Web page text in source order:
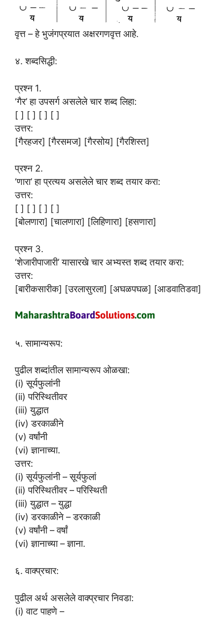
वृत्त – हे भुजंगप्रयात अक्षरगणवृत्त आहे.
४. शब्दसिद्धी:
प्रश्न 1.
‘गैर’ हा उपसर्ग असलेले चार शब्द लिहा:
[ ] [ ] [ ] [ ]
उत्तर:
[गैरहजर] [गैरसमज] [गैरसोय] [गैरशिस्त]
प्रश्न 2.
‘णारा’ हा प्रत्यय असलेले चार शब्द तयार करा:
उत्तर:
[ ] [ ] [ ] [ ]
[बोलणारा] [चालणारा] [लिहिणारा] [हसणारा]
प्रश्न 3.
‘शेजारीपाजारी’ यासारखे चार अभ्यस्त शब्द तयार करा:
उत्तर:
[बारीकसारीक] [उरलासुरला] [अघळपघळ] [आडवातिडवा]
५. सामान्यरूप:
पुढील शब्दांतील सामान्यरूप ओळखा:
(i) सूर्यफुलांनी
(ii) परिस्थितीवर
(iii) युद्धात
(iv) डरकाळीने
(v) वर्षांनी
(vi) ज्ञानाच्या.
उत्तर:
(i) सूर्यफुलांनी – सूर्यफुलां
(ii) परिस्थितीवर – परिस्थिती
(iii) युद्धात – युद्धा
(iv) डरकाळीने – डरकाळी
(v) वर्षांनी – वर्षां
(vi) ज्ञानाच्या – ज्ञाना.
६. वाक्प्रचार:
पुढील अर्थ असलेले वाक्प्रचार निवडा:
(i) वाट पाहणे –